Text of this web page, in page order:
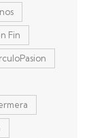
Fin